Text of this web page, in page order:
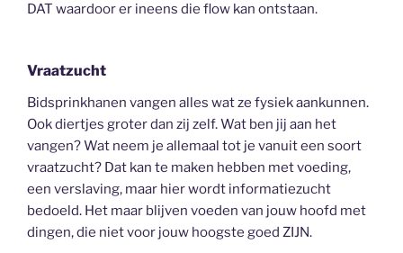
DAT waardoor er ineens die flow kan ontstaan.
Vraatzucht
Bidsprinkhanen vangen alles wat ze fysiek aankunnen.
Ook diertjes groter dan zij zelf. Wat ben jij aan het
vangen? Wat neem je allemaal tot je vanuit een soort
vraatzucht? Dat kan te maken hebben met voeding,
een verslaving, maar hier wordt informatiezucht
bedoeld. Het maar blijven voeden van jouw hoofd met
dingen, die niet voor jouw hoogste goed ZIJN.